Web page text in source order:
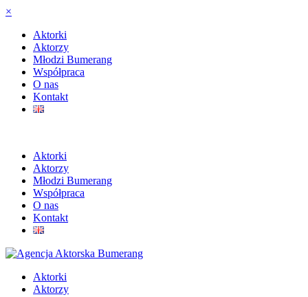
×
Aktorki
Aktorzy
Młodzi Bumerang
Współpraca
O nas
Kontakt
Aktorki
Aktorzy
Młodzi Bumerang
Współpraca
O nas
Kontakt
Aktorki
Aktorzy